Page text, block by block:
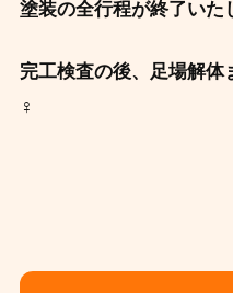
塗装の全行程が終了いた
完工検査の後、足場解体
‍♀️